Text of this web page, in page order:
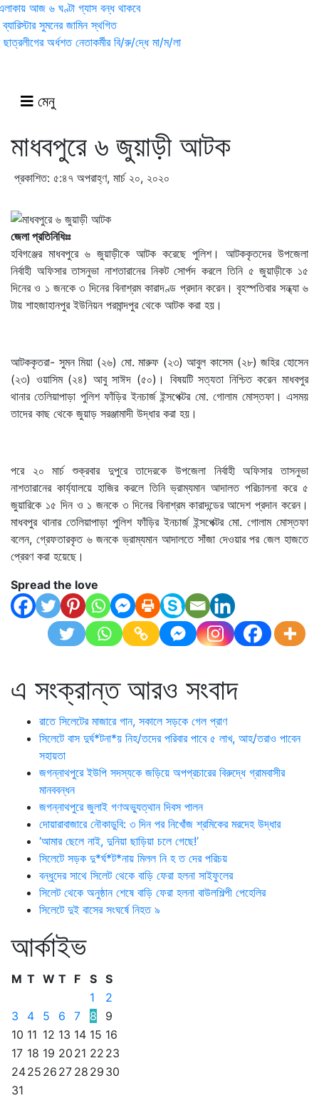
আজ ৬ ঘণ্টা গ্যাস বন্ধ থাকবে
সুমনের জামিন স্থগিত
ছাত্রলীগের অর্ধশত নেতাকর্মীর বি/রু/দ্ধে মা/ম/লা
মেনু
মাধবপুরে ৬ জুয়াড়ী আটক
প্রকাশিত: ৫:৪৭ অপরাহ্ণ, মার্চ ২০, ২০২০
জেলা প্রতিনিধিঃঃ
হবিগঞ্জের মাধবপুরে ৬ জুয়াড়ীকে আটক করেছে পুলিশ। আটককৃতদের উপজেলা
নির্বাহী অফিসার তাসনুভা নাশতারানের নিকট সোর্পদ করলে তিনি ৫ জুয়াড়ীকে ১৫
দিনের ও ১ জনকে ৩ দিনের বিনাশ্রম কারাদণ্ড প্রদান করেন। বৃহস্পতিবার সন্ধ্যা ৬
টায় শাহজাহানপুর ইউনিয়ন পরমান্দপুর থেকে আটক করা হয়।
আটককৃতরা- সুমন মিয়া (২৬) মো. মারুফ (২৩) আবুল কাসেম (২৮) জহির হোসেন
(২৩) ওয়াসিম (২৪) আবু সাঈদ (৫০)। বিষয়টি সত্যতা নিশ্চিত করেন মাধবপুর
থানার তেলিয়াপাড়া পুলিশ ফাঁড়ির ইনচার্জ ইন্সপেক্টর মো. গোলাম মোস্তফা। এসময়
তাদের কাছ থেকে জুয়াড় সরঞ্জামাদী উদ্ধার করা হয়।
পরে ২০ মার্চ শুক্রবার দুপুরে তাদেরকে উপজেলা নির্বাহী অফিসার তাসনুভা
নাশতারানের কার্য্যালয়ে হাজির করলে তিনি ভ্রাম্যমান আদালত পরিচালনা করে ৫
জুয়ারিকে ১৫ দিন ও ১ জনকে ৩ দিনের বিনাশ্রম কারাদন্ডের আদেশ প্রদান করেন।
মাধবপুর থানার তেলিয়াপাড়া পুলিশ ফাঁড়ির ইনচার্জ ইন্সপেক্টর মো. গোলাম মোস্তফা
বলেন, গ্রেফতারকৃত ৬ জনকে ভ্রাম্যমান আদালতে সাঁজা দেওয়ার পর জেল হাজতে
প্রেরণ করা হয়েছে।
Spread the love
এ সংক্রান্ত আরও সংবাদ
রাতে সিলেটের মাজারে গান, সকালে সড়কে গেল প্রাণ
সিলেটে বাস দুর্ঘ*টনা*য় নিহ/তদের পরিবার পাবে ৫ লাখ, আহ/তরাও পাবেন
সহায়তা
জগন্নাথপুরে ইউপি সদস্যকে জড়িয়ে অপপ্রচারের বিরুদ্ধে গ্রামবাসীর
মানববন্ধন
জগন্নাথপুরে জুলাই গণঅভ্যুত্থান দিবস পালন
দোয়ারাবাজারে নৌকাডুবি: ৩ দিন পর নিখোঁজ শ্রমিকের মরদেহ উদ্ধার
‘আমার ছেলে নাই, দুনিয়া ছাড়িয়া চলে গেছে!’
সিলেটে সড়ক দু*র্ঘ*ট*নায় মিলল নি হ ত দের পরিচয়
বন্ধুদের সাথে সিলেট থেকে বাড়ি ফেরা হলনা সাইফুলের
সিলেট থেকে অনুষ্ঠান শেষে বাড়ি ফেরা হলনা বাউলশিল্পী পেহেলির
সিলেটে দুই বাসের সংঘর্ষে নিহত ৯
আর্কাইভ
M T W T F S S
1
2
3
4 5 6 7 8
9
10 11 12 13 14 15 16
17 18 19 20 21 22 23
2425 26 27 28 29 30
31